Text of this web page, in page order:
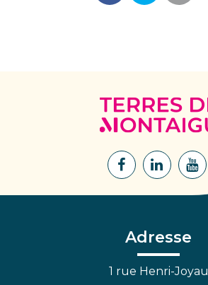
Lien
Facebook
Lien
Linkedin
Lien
Adresse
1 rue Henri-Joyau